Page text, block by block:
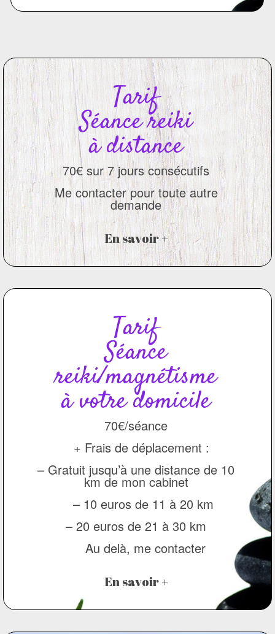
Tarif
Séance reiki
à distance
70€ sur 7 jours consécutifs
Me contacter pour toute autre
demande
En savoir +
Tarif
Séance
reiki/magnétisme
à votre domicile
70€/séance
+ Frais de déplacement :
– Gratuit jusqu’à une distance de 10
km de mon cabinet
– 10 euros de 11 à 20 km
– 20 euros de 21 à 30 km
Au delà, me contacter
En savoir +